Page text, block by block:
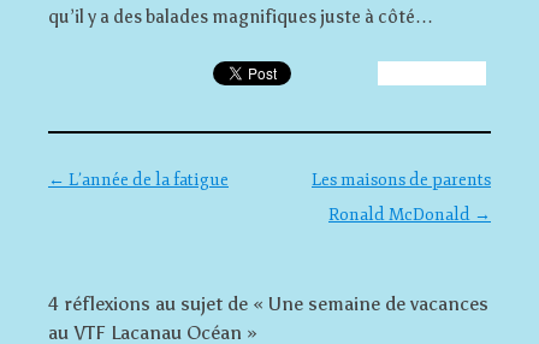
qu’il y a des balades magnifiques juste à côté…
Navigation des articles
← L’année de la fatigue
Les maisons de parents
Ronald McDonald →
4 réflexions au sujet de « Une semaine de vacances
au VTF Lacanau Océan »